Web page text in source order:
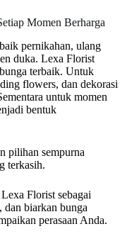
Momen Berharga
pernikahan, ulang
duka. Lexa Florist
terbaik. Untuk
flowers, dan dekorasi
untuk momen
bentuk
pilihan sempurna
terkasih.
Florist sebagai
biarkan bunga
perasaan Anda.